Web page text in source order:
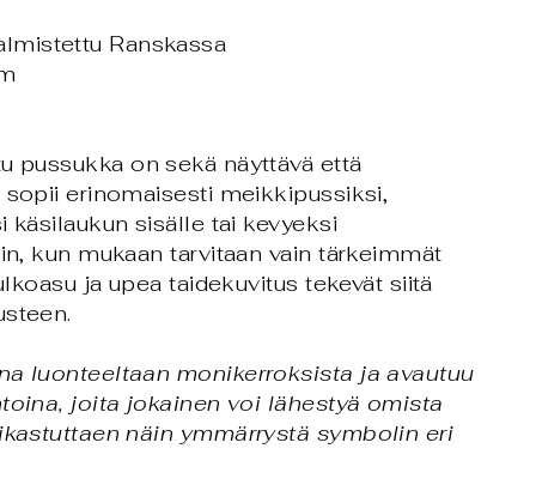
Ranskassa
pussukka on sekä näyttävä että
erinomaisesti meikkipussiksi,
käsilaukun sisälle tai kevyeksi
kun mukaan tarvitaan vain tärkeimmät
ja upea taidekuvitus tekevät siitä
luonteeltaan monikerroksista ja avautuu
joita jokainen voi lähestyä omista
näin ymmärrystä symbolin eri